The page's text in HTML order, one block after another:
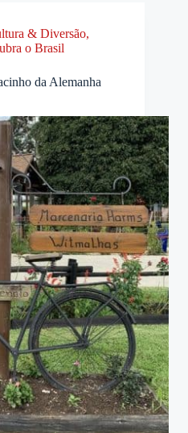
& Diversão,
o Brasil
da Alemanha